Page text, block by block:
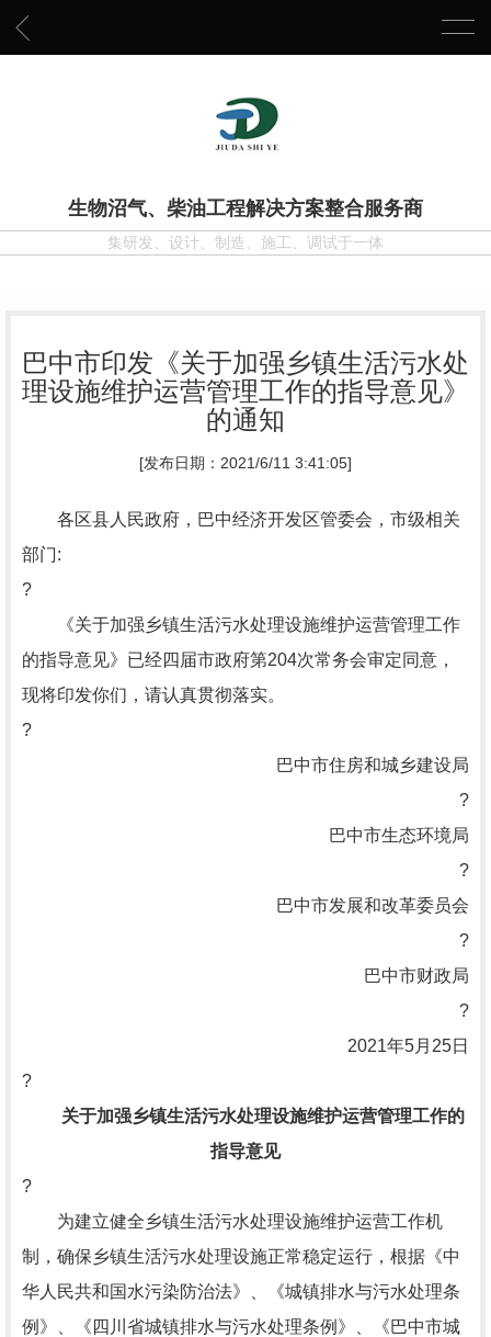
生物沼气、柴油工程解决方案整合服务商
集研发、设计、制造、施工、调试于一体
巴中市印发《关于加强乡镇生活污水处
理设施维护运营管理工作的指导意见》
的通知
[发布日期：2021/6/11 3:41:05]
各区县人民政府，巴中经济开发区管委会，市级相关
部门:
?
《关于加强乡镇生活污水处理设施维护运营管理工作
的指导意见》已经四届市政府第204次常务会审定同意，
现将印发你们，请认真贯彻落实。
?
巴中市住房和城乡建设局
?
巴中市生态环境局
?
巴中市发展和改革委员会
?
巴中市财政局
?
2021年5月25日
?
关于加强乡镇生活污水处理设施维护运营管理工作的
指导意见
?
为建立健全乡镇生活污水处理设施维护运营工作机
制，确保乡镇生活污水处理设施正常稳定运行，根据《中
华人民共和国水污染防治法》、《城镇排水与污水处理条
例》、《四川省城镇排水与污水处理条例》、《巴中市城